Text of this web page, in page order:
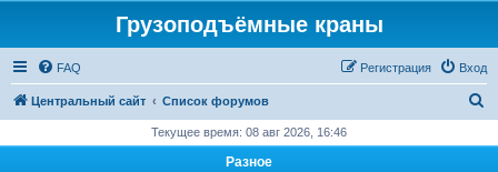
Грузоподъёмные краны
FAQ Вход
Регистрация
Центральный сайт Список форумов
Текущее время: 08 авг 2026, 16:46
Разное